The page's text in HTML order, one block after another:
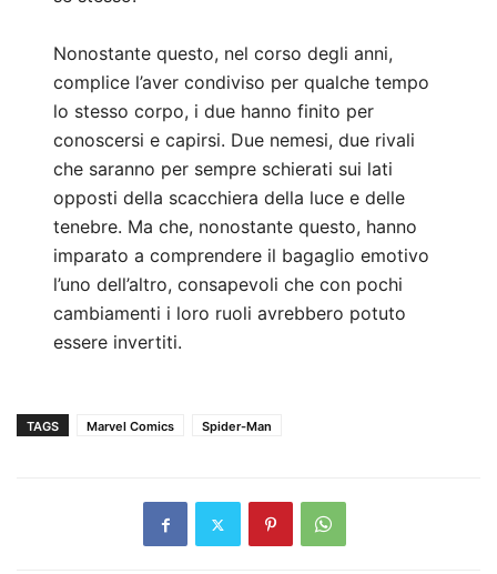
Nonostante questo, nel corso degli anni,
complice l’aver condiviso per qualche tempo
lo stesso corpo, i due hanno finito per
conoscersi e capirsi. Due nemesi, due rivali
che saranno per sempre schierati sui lati
opposti della scacchiera della luce e delle
tenebre. Ma che, nonostante questo, hanno
imparato a comprendere il bagaglio emotivo
l’uno dell’altro, consapevoli che con pochi
cambiamenti i loro ruoli avrebbero potuto
essere invertiti.
TAGS Marvel Comics Spider-Man